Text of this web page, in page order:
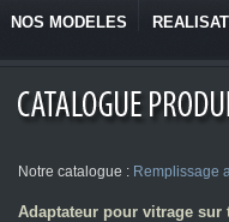
NOS MODELES
Notre catalogue : Remplissage
Adaptateur pour vitrage sur